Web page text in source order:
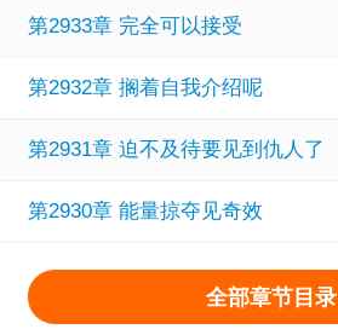
第2933章 完全可以接受
第2932章 搁着自我介绍呢
第2931章 迫不及待要见到仇人了
第2930章 能量掠夺见奇效
全部章节目录